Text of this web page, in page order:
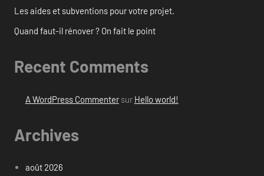
Les aides et subventions pour votre projet.
Quand faut-il rénover ? On fait le point
Recent Comments
A WordPress Commentersur Hello world!
Archives
août 2026